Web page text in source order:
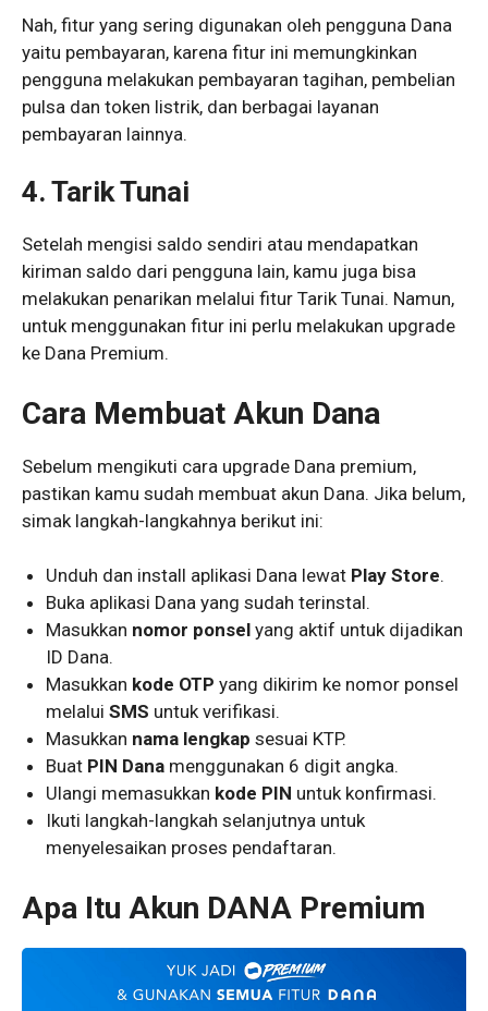
Nah, fitur yang sering digunakan oleh pengguna Dana
yaitu pembayaran, karena fitur ini memungkinkan
pengguna melakukan pembayaran tagihan, pembelian
pulsa dan token listrik, dan berbagai layanan
pembayaran lainnya.
4. Tarik Tunai
Setelah mengisi saldo sendiri atau mendapatkan
kiriman saldo dari pengguna lain, kamu juga bisa
melakukan penarikan melalui fitur Tarik Tunai. Namun,
untuk menggunakan fitur ini perlu melakukan upgrade
ke Dana Premium.
Cara Membuat Akun Dana
Sebelum mengikuti cara upgrade Dana premium,
pastikan kamu sudah membuat akun Dana. Jika belum,
simak langkah-langkahnya berikut ini:
Unduh dan install aplikasi Dana lewat Play Store.
Buka aplikasi Dana yang sudah terinstal.
Masukkan nomor ponsel yang aktif untuk dijadikan
ID Dana.
Masukkan kode OTP yang dikirim ke nomor ponsel
melaluiSMS untuk verifikasi.
Masukkan nama lengkap sesuai KTP.
Buat PIN Dana menggunakan 6 digit angka.
Ulangi memasukkan kode PIN untuk konfirmasi.
Ikuti langkah-langkah selanjutnya untuk
menyelesaikan proses pendaftaran.
Apa Itu Akun DANA Premium